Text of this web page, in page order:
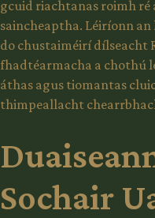
gcuid riachtanas roimh
saincheaptha. Léiríonn
do chustaiméirí dílseacht
fhadtéarmacha a chothú
áthas agus tiomantas
thimpeallacht
Sochair